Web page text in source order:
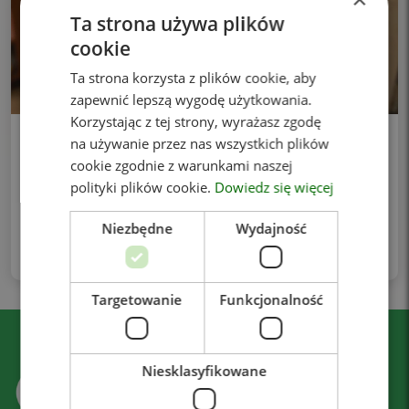
Witamy w zespole! lek. Filip Kołodziejski
urolog/androlog
Z przyjemnością informujemy, że od lipca do zespołu
Centrum Medycznego Zdrowie dołącza lek. Filip
Kołodziejski – lekarz w trakcie specjalizacji z urologii i
andrologii, który będzie przyjmował pacjentów
Ta strona używa plików
cookie
Ta strona korzysta z plików cookie, aby
zapewnić lepszą wygodę użytkowania.
Korzystając z tej strony, wyrażasz zgodę
na używanie przez nas wszystkich plików
cookie zgodnie z warunkami naszej
polityki plików cookie. Dowiedz się więcej
Niezbędne Wydajność
Targetowanie Funkcjonalność
Niesklasyfikowane